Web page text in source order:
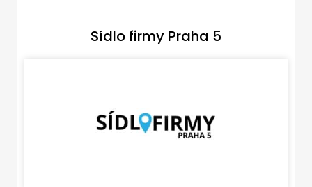
Sídlo firmy Praha 5